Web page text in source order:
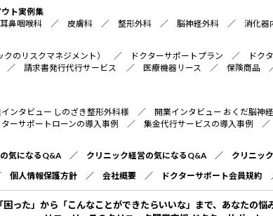
ト実例集
耳鼻咽喉科 ／ 皮膚科 ／ 整形外科 ／ 脳神経外科 ／ 消化器
のリスクマネジメント） ／ ドクターサポートプラン ／ ドク
請求書発行代行サービス ／ 医療機器リース ／ 保険商品
ンタビュー しのざき整形外科様 ／ 開業インタビュー おくだ脳神
ーサポートローンの導入事例 ／ 集金代行サービスの導入事例 ／
気になるQ&A／ クリニック経営の気になるQ&A／ クリニッ
個人情報保護方針 ／ 会社概要 ／ ドクターサポート会員規約
った」から「こんなことができたらいいな」まで、あなたの悩